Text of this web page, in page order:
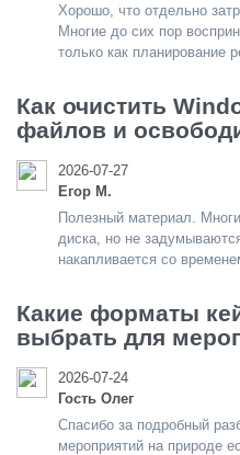
Хорошо, что отдельно
Многие до сих пор
только как планирование
Как очистить
файлов и
2026-07-27
Егор М.
Полезный материал.
диска, но не
накапливается со
Какие форматы
выбрать для
2026-07-24
Гость Олег
Спасибо за подробный
мероприятий на природе